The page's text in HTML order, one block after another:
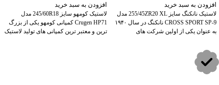
افزودن به سبد خرید
لاستیک نانکنگ سایز 255/45ZR20 XL مدل
CROSS SPORT SP-9 نانکنگ در سال ۱۹۴۰
به عنوان یکی از اولین شرکت های
افزودن به سبد خرید
لاستیک کومهو سایز 245/60R18 مدل
Crugen HP71 کمپانی کومهو یکی از بزرگ
ترین و معتبر ترین کمپانی های تولید لاستیک